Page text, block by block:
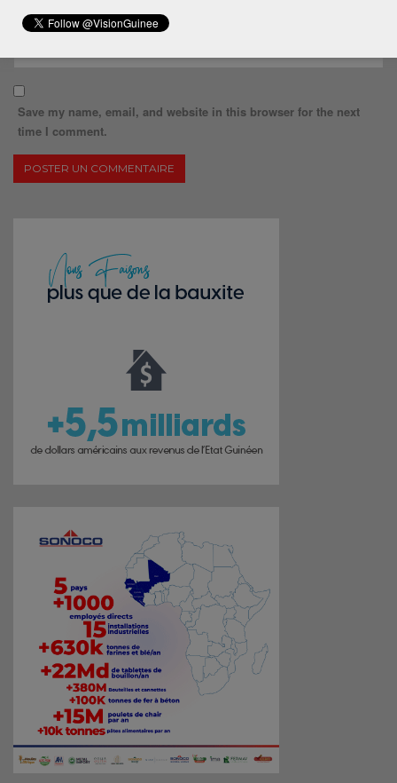
Save my name, email, and website in this browser for the next
time I comment.